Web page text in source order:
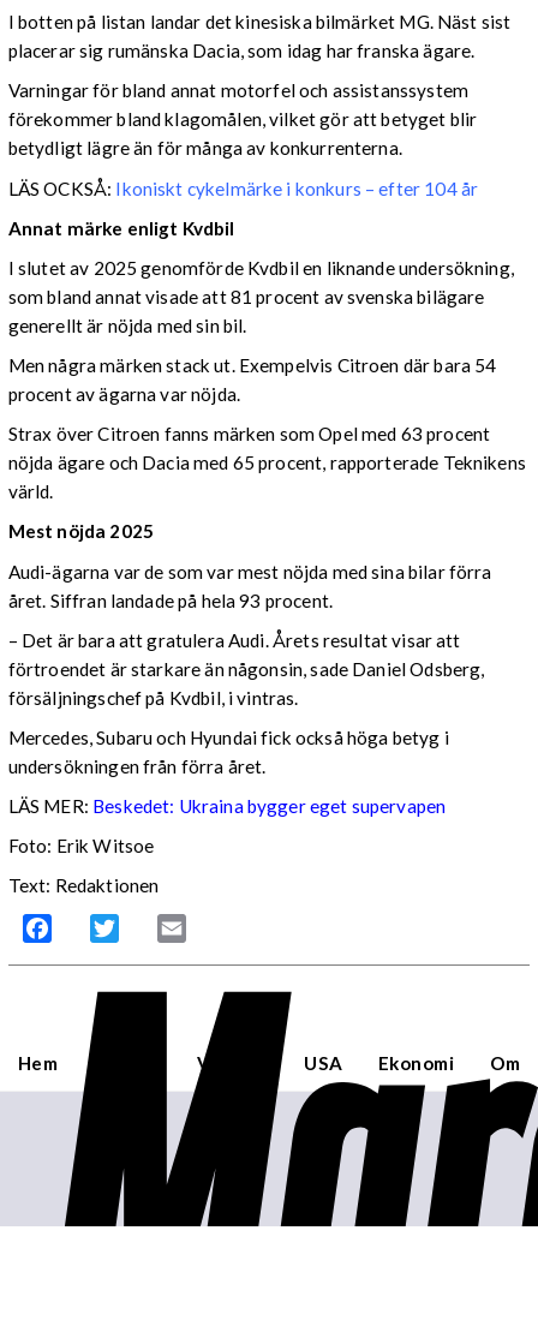
I botten på listan landar det kinesiska bilmärket MG. Näst sist
placerar sig rumänska Dacia, som idag har franska ägare.
Varningar för bland annat motorfel och assistanssystem
förekommer bland klagomålen, vilket gör att betyget blir
betydligt lägre än för många av konkurrenterna.
LÄS OCKSÅ: Ikoniskt cykelmärke i konkurs – efter 104 år
Annat märke enligt Kvdbil
I slutet av 2025 genomförde Kvdbil en liknande undersökning,
som bland annat visade att 81 procent av svenska bilägare
generellt är nöjda med sin bil.
Men några märken stack ut. Exempelvis Citroen där bara 54
procent av ägarna var nöjda.
Strax över Citroen fanns märken som Opel med 63 procent
nöjda ägare och Dacia med 65 procent, rapporterade Teknikens
värld.
Mest nöjda 2025
Audi-ägarna var de som var mest nöjda med sina bilar förra
året. Siffran landade på hela 93 procent.
– Det är bara att gratulera Audi. Årets resultat visar att
förtroendet är starkare än någonsin, sade Daniel Odsberg,
försäljningschef på Kvdbil, i vintras.
Mercedes, Subaru och Hyundai fick också höga betyg i
undersökningen från förra året.
LÄS MER: Beskedet: Ukraina bygger eget supervapen
Foto: Erik Witsoe
Text: Redaktionen
Facebook Twitter
Hem Världen USA Ekonomi Om